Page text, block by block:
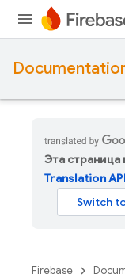
Эта
Translation API
Firebase